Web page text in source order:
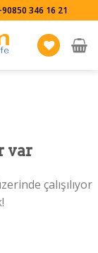
346 16 21
var
çalışılıyor